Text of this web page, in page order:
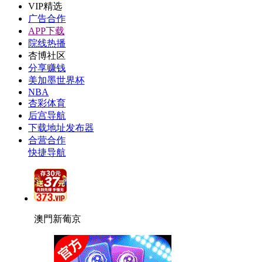
VIP精选
广告合作
APP下载
院线热播
杏博社区
分享赚钱
美加墨世界杯
NBA
杏彩体育
后宫导航
下载地址发布器
合营合作
快捷导航
澳門新葡京